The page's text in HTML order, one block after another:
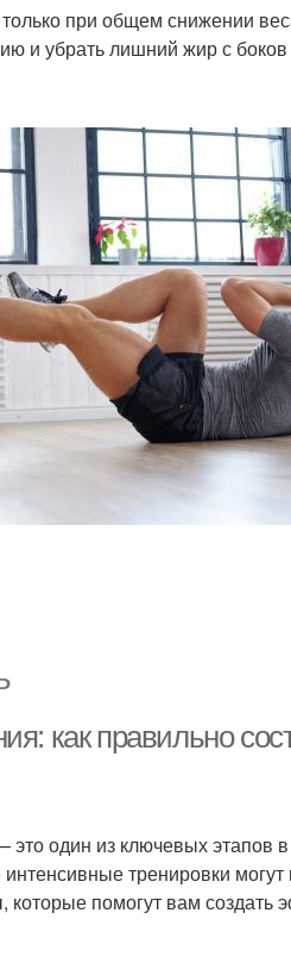
при общем снижении
и убрать лишний жир с
как правильно
один из ключевых этапов
тренировки могут
помогут вам создать